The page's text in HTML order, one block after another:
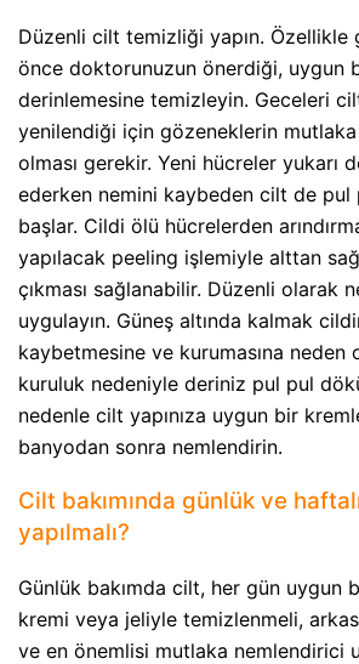
Düzenli cilt temizliği yapın. Özellikle
önce doktorunuzun önerdiği, uygun
derinlemesine temizleyin. Geceleri
yenilendiği için gözeneklerin
olması gerekir. Yeni hücreler yukarı
ederken nemini kaybeden cilt de pul
başlar. Cildi ölü hücrelerden
yapılacak peeling işlemiyle alttan
çıkması sağlanabilir. Düzenli olarak
uygulayın. Güneş altında kalmak
kaybetmesine ve kurumasına neden
kuruluk nedeniyle deriniz pul pul
nedenle cilt yapınıza uygun bir
banyodan sonra nemlendirin.
Cilt bakımında günlük ve
yapılmalı?
Günlük bakımda cilt, her gün uygun
kremi veya jeliyle temizlenmeli,
ve en önemlisi mutlaka nemlendirici